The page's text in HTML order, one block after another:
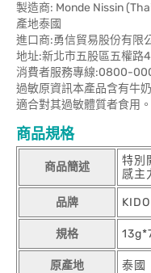
製造商: Monde Nissin
產地泰國
進口商:勇信貿易股份有限
地址:新北市五股區五權路
消費者服務專線:0800-
過敏原資訊本產品含有牛
適合對其過敏體質者食用。
商品規格
商品簡述
特別
感主
品牌 KIDO
規格
原產地 泰國